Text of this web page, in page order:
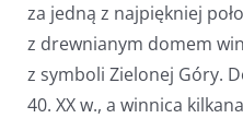
za jedną z najpiękniej
z drewnianym domem
z symboli Zielonej Góry.
40. XX w., a winnica